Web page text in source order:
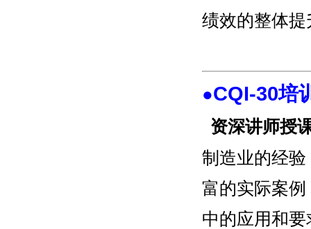
绩效的整体提
●CQI-30培
资深讲师授
制造业的经
富的实际案
中的应用和要